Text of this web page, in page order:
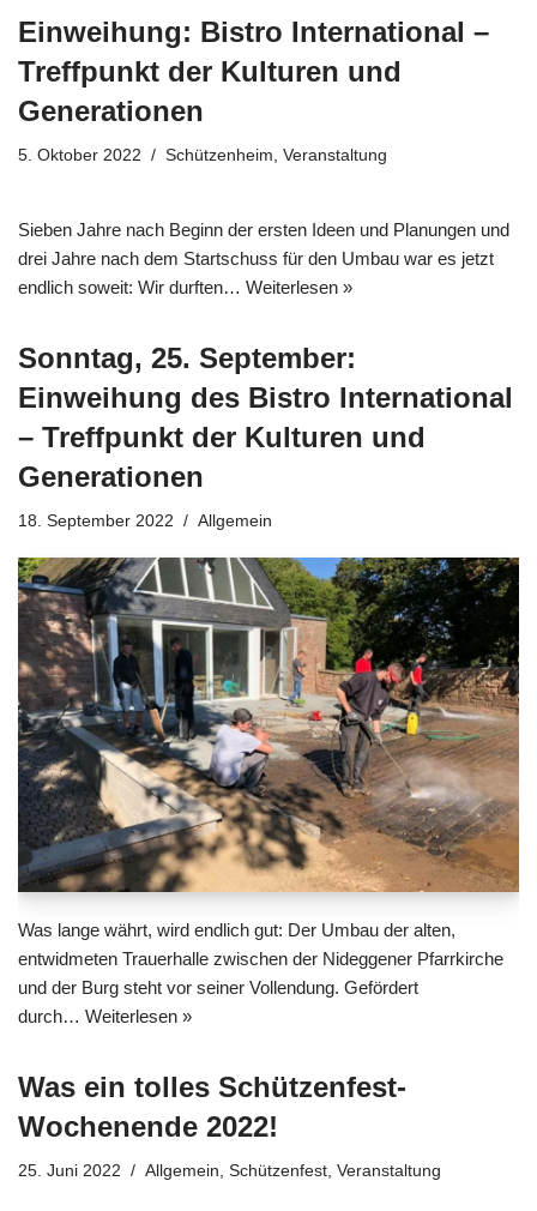
Einweihung: Bistro International –
Treffpunkt der Kulturen und
Generationen
5. Oktober 2022 Schützenheim Veranstaltung
Sieben Jahre nach Beginn der ersten Ideen und Planungen und
drei Jahre nach dem Startschuss für den Umbau war es jetzt
endlich soweit: Wir durften… Weiterlesen »
Sonntag, 25. September:
Einweihung des Bistro International
– Treffpunkt der Kulturen und
Generationen
18. September 2022 Allgemein
Was lange währt, wird endlich gut: Der Umbau der alten,
entwidmeten Trauerhalle zwischen der Nideggener Pfarrkirche
und der Burg steht vor seiner Vollendung. Gefördert
durch… Weiterlesen »
Was ein tolles Schützenfest-
Wochenende 2022!
25. Juni 2022 Allgemein Schützenfest Veranstaltung